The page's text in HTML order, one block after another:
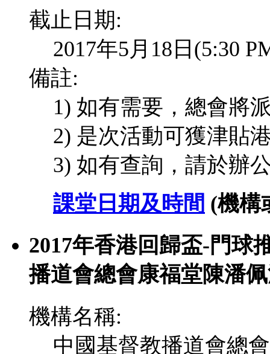
截止日期:
2017年5月18日(5:30
備註:
1) 如有需要，總會將
2) 是次活動可獲津貼
3) 如有查詢，請於辦
課堂日期及時間 (機構
2017年香港回歸盃-門球
播道會總會康福堂陳潘
機構名稱:
中國基督教播道會總